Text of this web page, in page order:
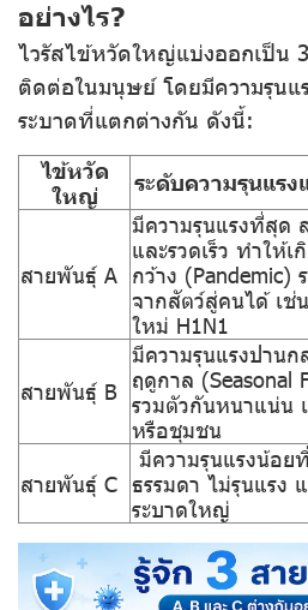
อย่างไร?
ไวรัสไข้หวัดใหญ่แบ่งออกเป็น
ติดต่อในมนุษย์ โดยมีความรุนแ
ระบาดที่แตกต่างกัน ดังนี้:
ไข้หวัด
ใหญ่
ระดับความรุนแร
สายพันธุ์ A
มีความรุนแรงที่สุด
และรวดเร็ว ทำให้
กว้าง (Pandemic)
จากสัตว์สู่คนได้ เ
ใหม่ H1N1
สายพันธุ์ B
มีความรุนแรงปานก
ฤดูกาล (Seasonal
รวมตัวกันหนาแน่น
หรือชุมชน
สายพันธุ์ C
มีความรุนแรงน้อย
ธรรมดา ไม่รุนแรง
ระบาดใหญ่